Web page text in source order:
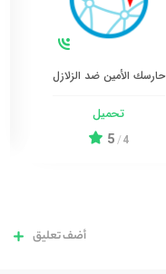
حارسك الأمين ضد الزلازل
تحميل
4
/
5
أضف تعليق